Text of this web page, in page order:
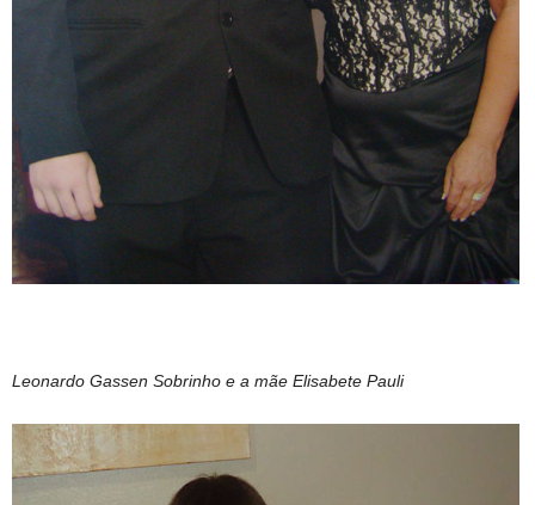
Leonardo Gassen Sobrinho e a mãe Elisabete Pauli